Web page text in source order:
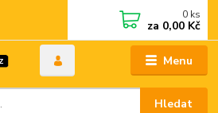
Menu
Hledat
0 ks
za 0,00 Kč